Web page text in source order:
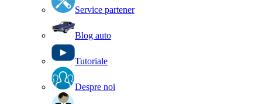
Service partener
Blog auto
Tutoriale
Despre noi